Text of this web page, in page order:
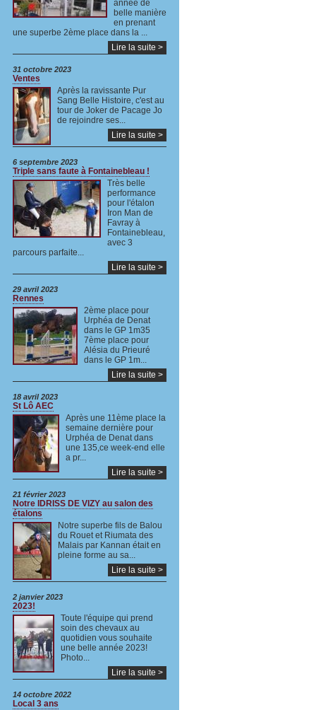
année de
belle manière
en prenant
une superbe 2ème place dans la ...
Lire la suite >
31 octobre 2023
Ventes
Après la ravissante Pur
Sang Belle Histoire, c'est au
tour de Joker de Pacage Jo
de rejoindre ses...
Lire la suite >
6 septembre 2023
Triple sans faute à Fontainebleau !
Très belle
performance
pour l'étalon
Iron Man de
Favray à
Fontainebleau,
avec 3
parcours parfaite...
Lire la suite >
29 avril 2023
Rennes
2ème place pour
Urphéa de Denat
dans le GP 1m35
7ème place pour
Alésia du Prieuré
dans le GP 1m...
Lire la suite >
18 avril 2023
St Lô AEC
Après une 11ème place la
semaine dernière pour
Urphéa de Denat dans
une 135,ce week-end elle
a pr...
Lire la suite >
21 février 2023
Notre IDRISS DE VIZY au salon des
étalons
Notre superbe fils de Balou
du Rouet et Riumata des
Malais par Kannan était en
pleine forme au sa...
Lire la suite >
2 janvier 2023
2023!
Toute l'équipe qui prend
soin des chevaux au
quotidien vous souhaite
une belle année 2023!
Photo...
Lire la suite >
14 octobre 2022
Local 3 ans